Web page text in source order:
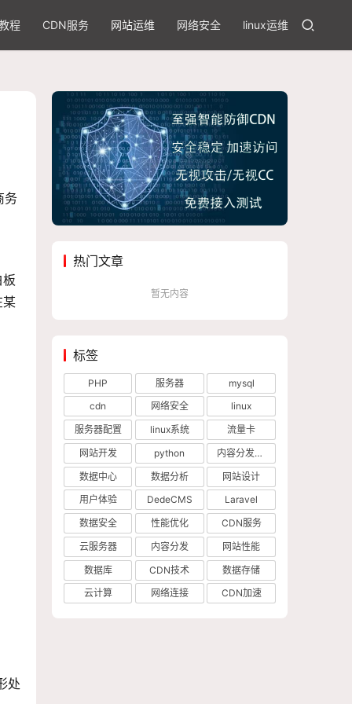
程 CDN服务 网站运维 网络安全 linux运维
务
某
处
热门文章
暂无内容
标签
PHP 服务器
mysql
cdn
网络安全
linux
服务器配置
linux系统
流量卡
网站开发
python
内容分发网络
数据中心
数据分析
网站设计
用户体验
DedeCMS
Laravel
数据安全
性能优化
CDN服务
云服务器
内容分发
网站性能
数据库
CDN技术
数据存储
云计算
网络连接 CDN加速